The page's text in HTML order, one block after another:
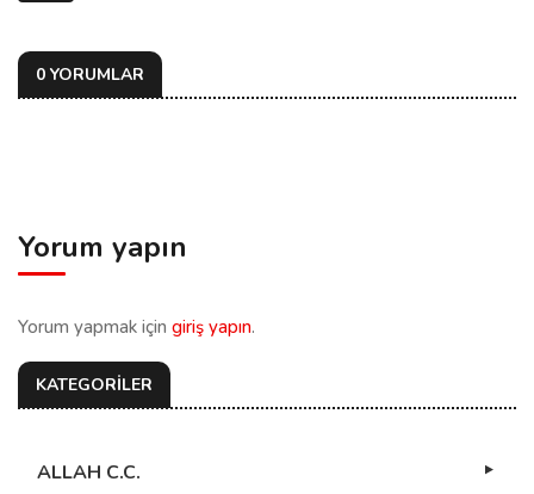
0 YORUMLAR
Yorum yapın
Yorum yapmak için giriş yapın.
KATEGORİLER
ALLAH C.C.